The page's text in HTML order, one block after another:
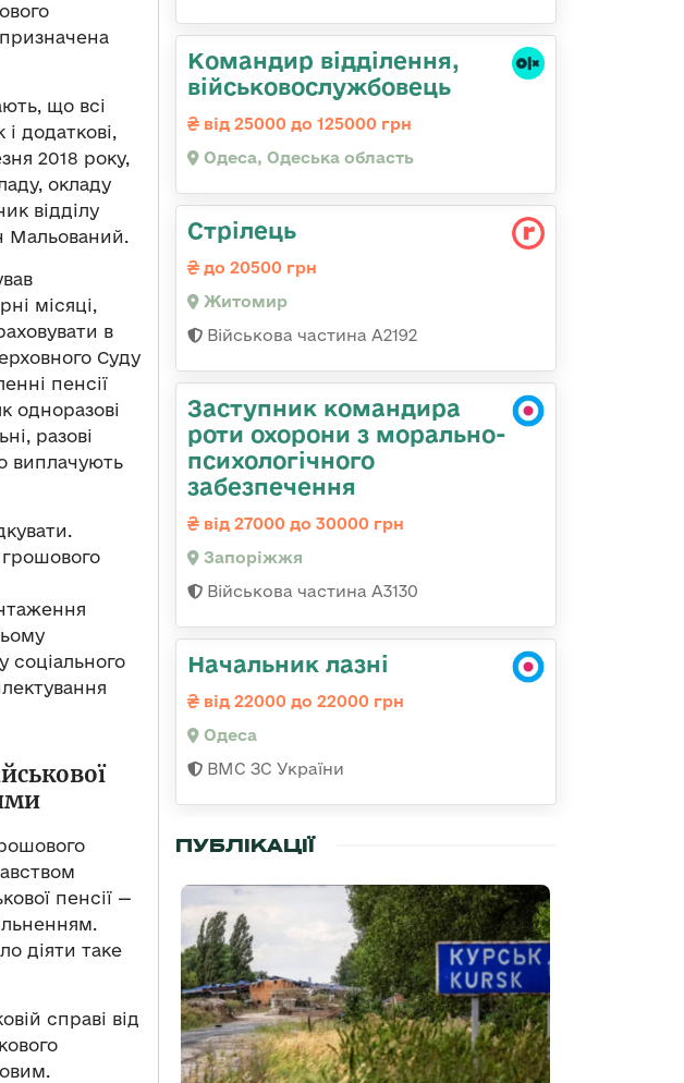
що всі
додаткові,
2018 року,
окладу
відділу
Мальований.
місяці,
в
Суду
пенсії
одноразові
разові
виплачують
соціального
пенсії —
діяти таке
справі від
Командир відділення,
військовослужбовець
від 25000 до 125000 грн
Одеса, Одеська область
Стрілець
до 20500 грн
Житомир
Військова частина А2192
Заступник командира
роти охорони з морально-
психологічного
забезпечення
від 27000 до 30000 грн
Запоріжжя
Військова частина А3130
Начальник лазні
від 22000 до 22000 грн
Одеса
ВМС ЗС України
ПУБЛІКАЦІЇ